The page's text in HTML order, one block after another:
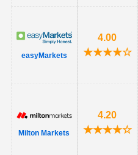
easyMarkets
4.00
★★★★☆
Milton Markets
4.20
★★★★☆